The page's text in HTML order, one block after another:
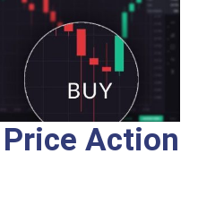
Action